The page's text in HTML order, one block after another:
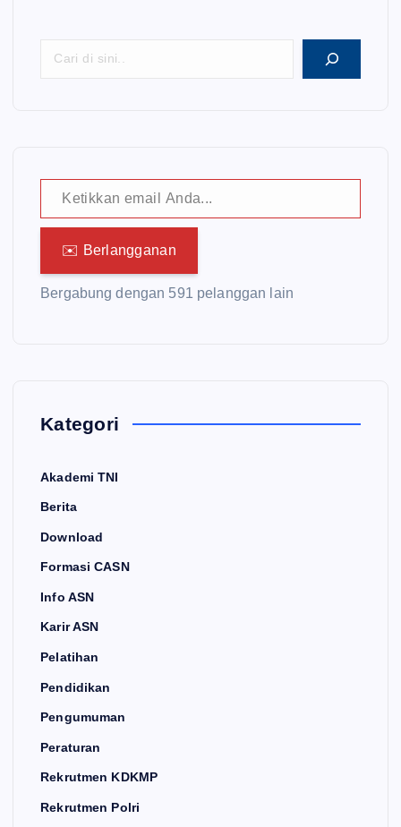
Ketikkan email Anda...
✉️ Berlangganan
Bergabung dengan 591 pelanggan lain
Kategori
Akademi TNI
Berita
Download
Formasi CASN
Info ASN
Karir ASN
Pelatihan
Pendidikan
Pengumuman
Peraturan
Rekrutmen KDKMP
Rekrutmen Polri